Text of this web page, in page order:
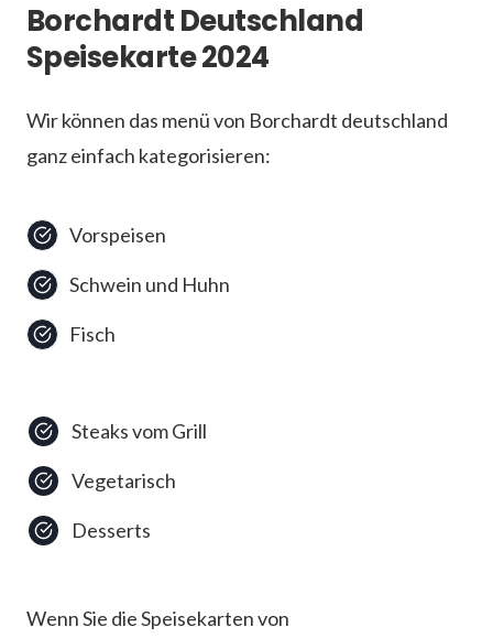
Borchardt Deutschland
Speisekarte 2024
Wir können das menü von Borchardt deutschland
ganz einfach kategorisieren:
Vorspeisen
Schwein und Huhn
Fisch
Steaks vom Grill
Vegetarisch
Desserts
Wenn Sie die Speisekarten von